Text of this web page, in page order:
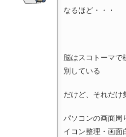
なるほど・・・
脳はスコトーマで
別している
だけど、それだけ
パソコンの画面周
イコン整理・画面